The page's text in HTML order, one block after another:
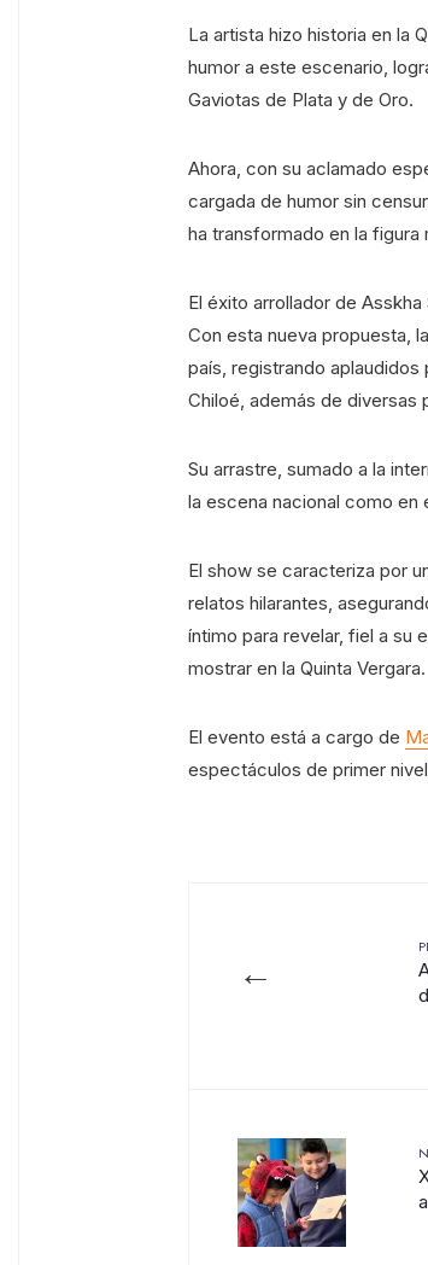
La artista hizo historia en la
humor a este escenario,
Gaviotas de Plata y de Oro.
Ahora, con su aclamado
cargada de humor sin
ha transformado en la
El éxito arrollador de
Con esta nueva propuesta,
país, registrando
Chiloé, además de diversas
Su arrastre, sumado a la
la escena nacional como
El show se caracteriza por
relatos hilarantes,
íntimo para revelar, fiel a su
mostrar en la Quinta Vergara.
El evento está a cargo de
espectáculos de primer
←